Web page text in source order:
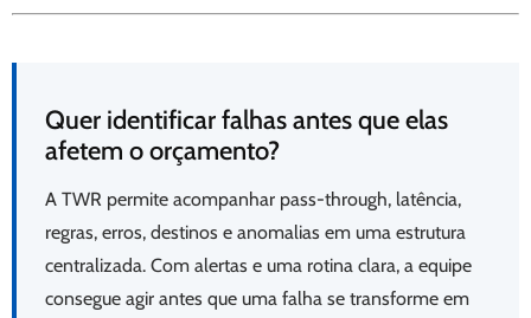
Quer identificar falhas antes que elas
afetem o orçamento?
A TWR permite acompanhar pass-through, latência,
regras, erros, destinos e anomalias em uma estrutura
centralizada. Com alertas e uma rotina clara, a equipe
consegue agir antes que uma falha se transforme em